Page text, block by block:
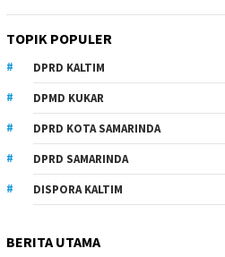
TOPIK POPULER
DPRD KALTIM
DPMD KUKAR
DPRD KOTA SAMARINDA
DPRD SAMARINDA
DISPORA KALTIM
BERITA UTAMA